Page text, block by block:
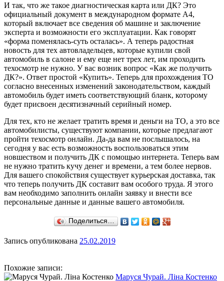
И так, что же такое диагностическая карта или ДК? Это
официальный документ в международном формате А4,
который включает все сведения об машине и заключение
эксперта и возможности его эксплуатации. Как говорят
«форма поменялась-суть осталась». А теперь радостная
новость для тех автовладельцев, которые купили свой
автомобиль в салоне и ему еще нет трех лет, им проходить
техосмотр не нужно. У вас возник вопрос «Как же получить
ДК?». Ответ простой «Купить». Теперь для прохождения ТО
согласно внесенных изменений законодательством, каждый
автомобиль будет иметь соответствующий бланк, которому
будет присвоен десятизначный серийный номер.
Для тех, кто не желает тратить время и деньги на ТО, а это все
автомобилисты, существуют компании, которые предлагают
пройти техосмотр онлайн. Да-да вам не послышалось, на
сегодня у вас есть возможность воспользоваться этим
новшеством и получить ДК с помощью интернета. Теперь вам
не нужно тратить кучу денег и времени, а тем более нервов.
Для вашего спокойствия существует курьерская доставка, так
что теперь получить ДК составит вам особого труда. Я этого
вам необходимо заполнить онлайн заявку и внести все
персональные данные и данные вашего автомобиля.
Поделиться…
Запись опубликована 25.02.2019
Похожие записи:
Маруся Чурай. Ліна Костенко